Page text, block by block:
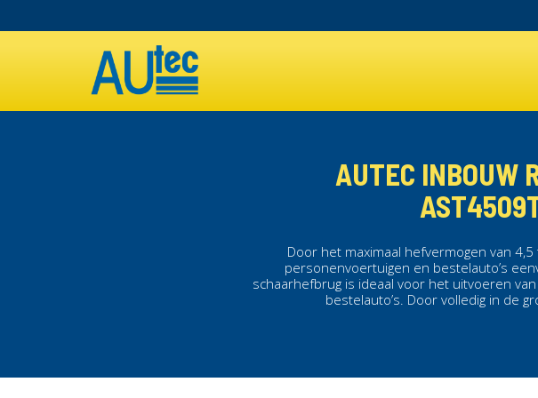
MAIN
NAVIGATION
AUTEC INBOUW
Door het maximaal hefvermogen van
personenvoertuigen en bestelauto’s
schaarhefbrug is ideaal voor het uitvoeren
bestelauto’s. Door volledig in de